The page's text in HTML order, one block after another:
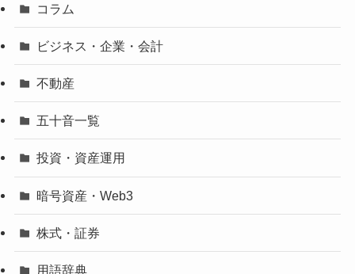
コラム
ビジネス・企業・会計
不動産
五十音一覧
投資・資産運用
暗号資産・Web3
株式・証券
用語辞典